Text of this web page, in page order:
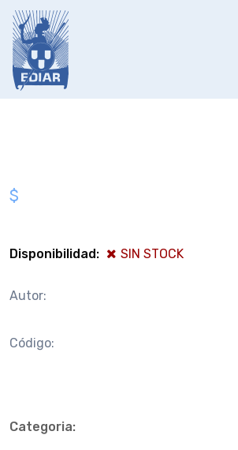
$
Disponibilidad: SIN STOCK
Autor:
Código:
Categoria: